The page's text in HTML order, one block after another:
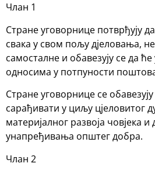
Члан 1
Стране уговорнице потврђују
свака у свом пољу дјеловања,
самосталне и обавезују се да
односима у потпуности
Стране уговорнице се
сарађивати у циљу цјеловитог
материјалног развоја човјека
унапређивања општег добра.
Члан 2